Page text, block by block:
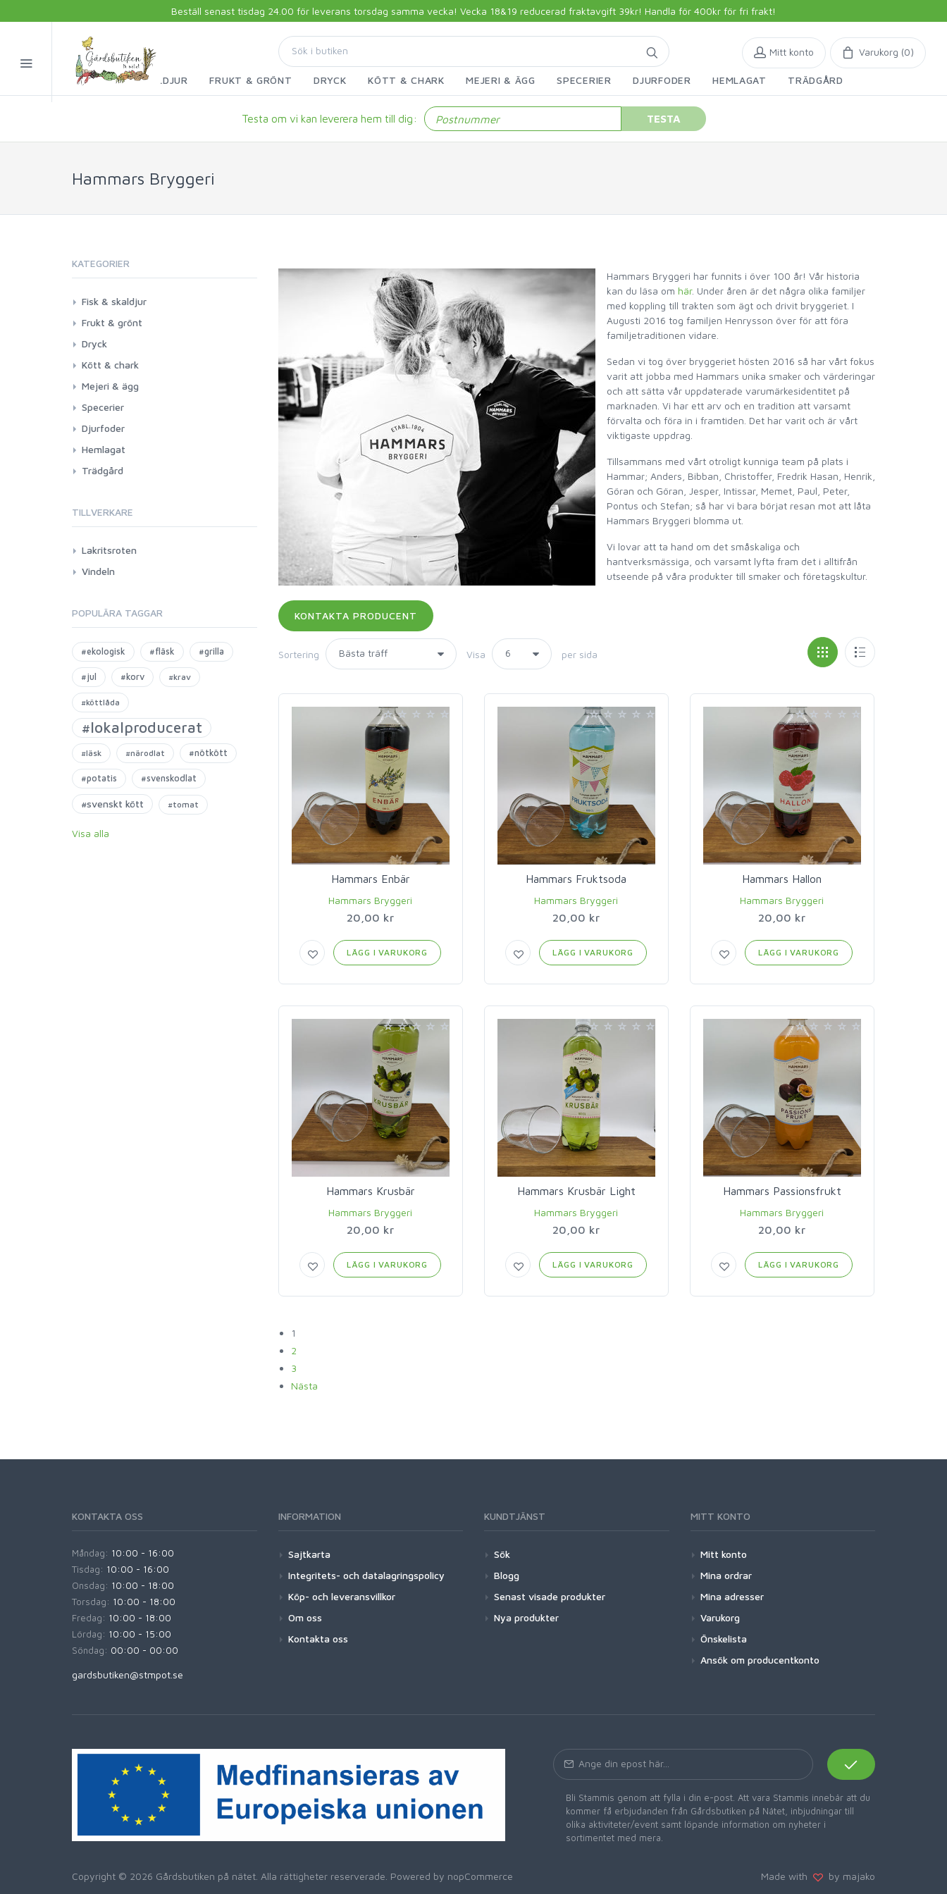
Beställ senast tisdag 24.00 för leverans torsdag samma vecka! Vecka 18&19 reducerad fraktavgift 39kr! Handla för 400kr för fri frakt!
FISK & SKALDJUR FRUKT & GRÖNT DRYCK KÖTT & CHARK MEJERI & ÄGG SPECERIER DJURFODER HEMLAGAT TRÄDGÅRD
Mitt konto Varukorg (0)
Testa om vi kan leverera hem till dig: TESTA
Hammars Bryggeri
Hammars Bryggeri har funnits i över 100 år! Vår historia
kan du läsa om här. Under åren är det några olika familjer
med koppling till trakten som ägt och drivit bryggeriet. I
Augusti 2016 tog familjen Henrysson över för att föra
familjetraditionen vidare.
Sedan vi tog över bryggeriet hösten 2016 så har vårt fokus
varit att jobba med Hammars unika smaker och värderingar
och att sätta vår uppdaterade varumärkesidentitet på
marknaden. Vi har ett arv och en tradition att varsamt
förvalta och föra in i framtiden. Det har varit och är vårt
viktigaste uppdrag.
Tillsammans med vårt otroligt kunniga team på plats i
Hammar; Anders, Bibban, Christoffer, Fredrik Hasan, Henrik,
Göran och Göran, Jesper, Intissar, Memet, Paul, Peter,
Pontus och Stefan; så har vi bara börjat resan mot att låta
Hammars Bryggeri blomma ut.
Vi lovar att ta hand om det småskaliga och
hantverksmässiga, och varsamt lyfta fram det i alltifrån
utseende på våra produkter till smaker och företagskultur.
Sortering Visa per sida
Hammars Enbär
Hammars Bryggeri
20,00 kr
LÄGG I VARUKORG
Hammars Fruktsoda
Hammars Bryggeri
20,00 kr
LÄGG I VARUKORG
Hammars Hallon
Hammars Bryggeri
20,00 kr
LÄGG I VARUKORG
Hammars Krusbär
Hammars Bryggeri
20,00 kr
LÄGG I VARUKORG
Hammars Krusbär Light
Hammars Bryggeri
20,00 kr
LÄGG I VARUKORG
Hammars Passionsfrukt
Hammars Bryggeri
20,00 kr
LÄGG I VARUKORG
1
2
3
Nästa
KATEGORIER
Fisk & skaldjur
Frukt & grönt
Dryck
Kött & chark
Mejeri & ägg
Specerier
Djurfoder
Hemlagat
Trädgård
TILLVERKARE
Lakritsroten
Vindeln
POPULÄRA TAGGAR
#ekologisk #fläsk #grilla
#jul #korv #krav
#köttlåda
#lokalproducerat
#läsk #närodlat #nötkött
#potatis #svenskodlat
#svenskt kött #tomat
Visa alla
KONTAKTA OSS
Måndag: 10:00 - 16:00
Tisdag: 10:00 - 16:00
Onsdag: 10:00 - 18:00
Torsdag: 10:00 - 18:00
Fredag: 10:00 - 18:00
Lördag: 10:00 - 15:00
Söndag: 00:00 - 00:00
gardsbutiken@stmpot.se
INFORMATION
Sajtkarta
Integritets- och datalagringspolicy
Köp- och leveransvillkor
Om oss
Kontakta oss
KUNDTJÄNST
Sök
Blogg
Senast visade produkter
Nya produkter
MITT KONTO
Mitt konto
Mina ordrar
Mina adresser
Varukorg
Önskelista
Ansök om producentkonto
Bli Stammis genom att fylla i din e-post. Att vara Stammis innebär att du
kommer få erbjudanden från Gårdsbutiken på Nätet, inbjudningar till
olika aktiviteter/event samt löpande information om nyheter i
sortimentet med mera.
Copyright © 2026 Gårdsbutiken på nätet. Alla rättigheter reserverade. Powered by nopCommerce Made with by majako